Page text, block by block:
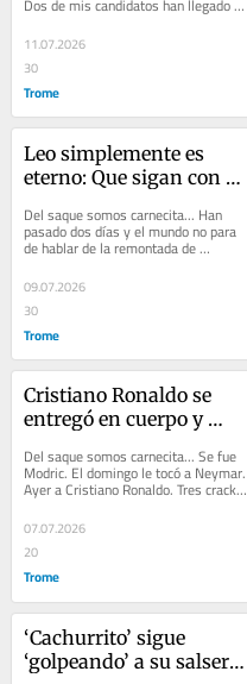
tengo mis dudas
esta instancia. El mundo entero da
como favorito a...
11.07.2026
30
Trome
Leo simplemente es
eterno: Que sigan con el
que no aceptan que es el
mejor de la historia
Del saque somos carnecita... Han
pasado dos días y el mundo no para
de hablar de la remontada de
TikTok,...
09.07.2026
30
Trome
Cristiano Ronaldo se
entregó en cuerpo y
mí no hay punto de
comparación con Messi
Del saque somos carnecita... Se fue
Modric. El domingo le tocó a Neymar.
Ayer a Cristiano Ronaldo. Tres cracks,
tres ‘monstruos’. CR7 se...
07.07.2026
20
Trome
‘Cachurrito’ sigue
‘golpeando’ a su salsera